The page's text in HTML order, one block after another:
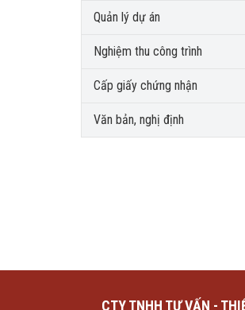
Quản lý dự án
Nghiệm thu công trình
Cấp giấy chứng nhận
Văn bản, nghị định
CTY TNHH TƯ VẤN -